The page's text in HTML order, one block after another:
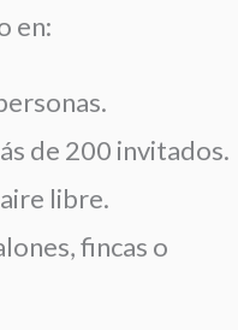
en:
de 200 invitados.
libre.
fincas o